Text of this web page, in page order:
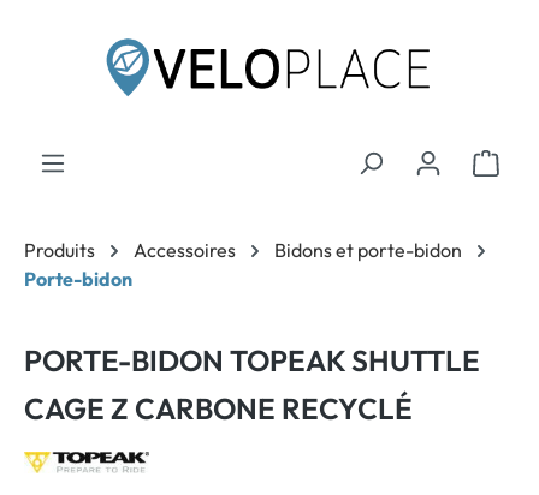
Produits Accessoires
Bidons et porte-bidon
Porte-bidon
PORTE-BIDON TOPEAK SHUTTLE
CAGE Z CARBONE RECYCLÉ